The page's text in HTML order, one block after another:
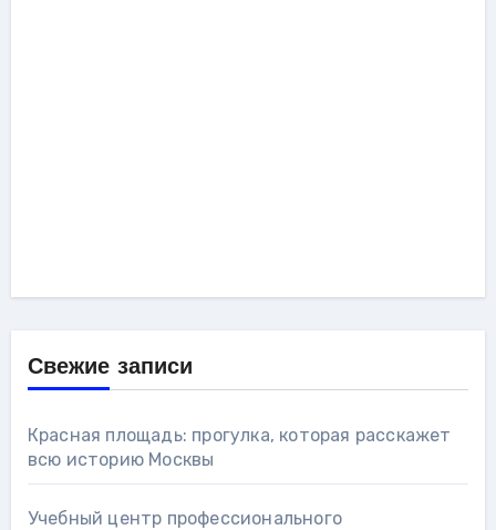
Свежие записи
Красная площадь: прогулка, которая расскажет
всю историю Москвы
Учебный центр профессионального